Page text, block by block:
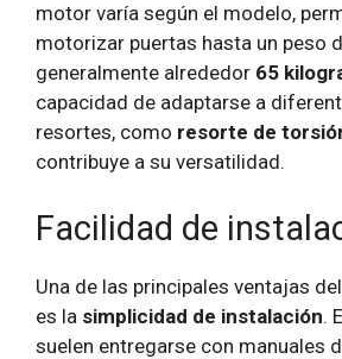
motor varía según el modelo,
motorizar puertas hasta un peso
generalmente alrededor 65
capacidad de adaptarse a
resortes, como resorte de
contribuye a su versatilidad.
Facilidad de
Una de las principales ventajas
es la simplicidad de instalación.
suelen entregarse con manuales